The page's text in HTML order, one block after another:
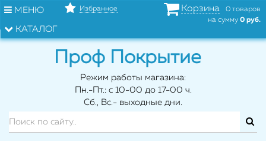
МЕНЮ
КАТАЛОГ
Избранное Корзина
0 товаров
на сумму 0 руб.
Проф Покрытие
Режим работы магазина:
Пн.-Пт.: с 10-00 до 17-00 ч.
Сб., Вс.- выходные дни.